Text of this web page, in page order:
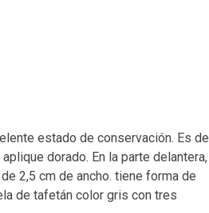
estado de conservación. Es de
dorado. En la parte delantera,
2,5 cm de ancho. tiene forma de
de tafetán color gris con tres